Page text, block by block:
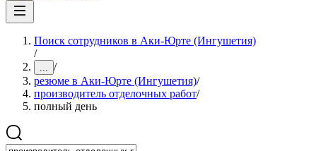
Поиск сотрудников в Аки-Юрте (Ингушетия)
/
... /
резюме в Аки-Юрте (Ингушетия)/
производитель отделочных работ/
полный день